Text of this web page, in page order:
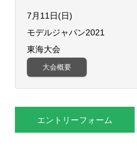
7月11日(日)
​モデルジャパン2021
東海大会
大会概要
エントリーフォーム